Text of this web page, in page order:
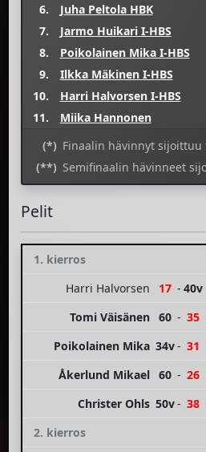
6.
Juha Peltola HBK
7.
Jarmo Huikari I-HBS
8.
Poikolainen Mika I-HBS
9.
Ilkka Mäkinen I-HBS
10.
Harri Halvorsen I-HBS
11.
Miika Hannonen
(*) Finaalin hävinnyt sijoittuu
(**) Semifinaalin hävinneet
Pelit
1. kierros
Harri Halvorsen
17 - 40v
Tomi Väisänen
60 - 35
Poikolainen Mika 34v- 31
Åkerlund Mikael
60 - 26
Christer Ohls 50v- 38
2. kierros